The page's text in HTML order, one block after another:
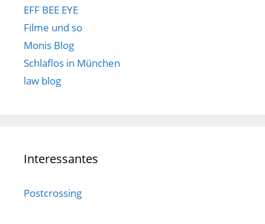
EFF BEE EYE
Filme und so
Monis Blog
Schlaflos in München
law blog
Interessantes
Postcrossing